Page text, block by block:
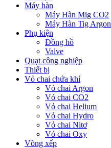
Máy hàn
Máy Hàn Mig CO2
Máy Hàn Tig Argon
Phụ kiện
Đồng hồ
Valve
Quạt công nghiệp
Thiết bị
Vỏ chai chứa khí
Vỏ chai Argon
Vỏ chai CO2
Vỏ chai Helium
Vỏ chai Hydro
Vỏ chai Nitơ
Vỏ chai Oxy
Võng xếp